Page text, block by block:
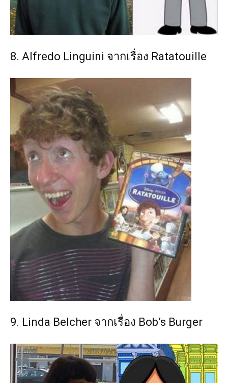
8. Alfredo Linguini จากเรื่อง Ratatouille
9. Linda Belcher จากเรื่อง Bob’s Burger